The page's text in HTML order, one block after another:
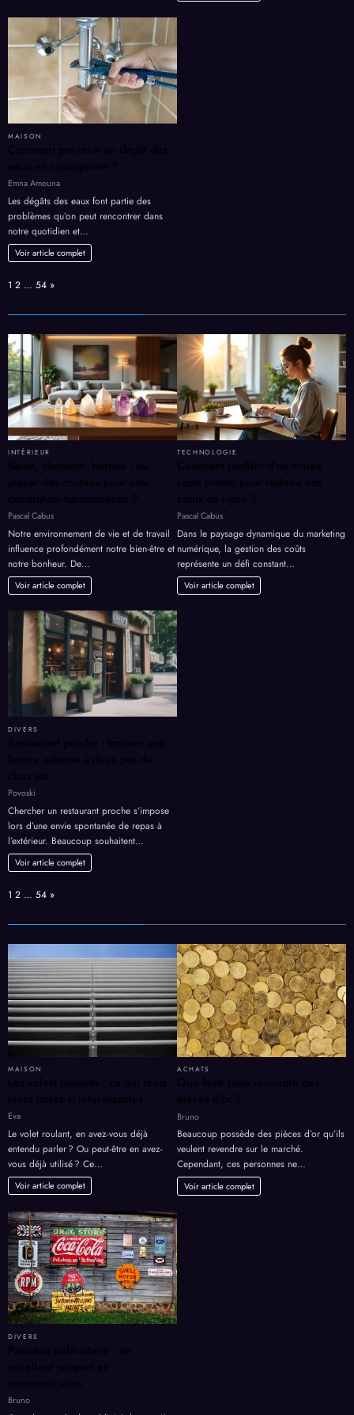
MAISON
Comment prévenir un dégât des
eaux en copropriété ?
Emna Amouna
Les dégâts des eaux font partie des
problèmes qu’on peut rencontrer dans
notre quotidien et…
Voir article complet
Page:
1 2 … 54 Next
»
INTÉRIEUR
Salon, chambre, bureau : où
placer des cristaux pour une
décoration harmonieuse ?
Pascal Cabus
Notre environnement de vie et de travail
influence profondément notre bien-être et
notre bonheur. De…
Voir article complet
TECHNOLOGIE
Comment profiter d’un minea
code promo pour réduire vos
coûts en ligne ?
Pascal Cabus
Dans le paysage dynamique du marketing
numérique, la gestion des coûts
représente un défi constant…
Voir article complet
DIVERS
Restaurant proche : trouver une
bonne adresse à deux pas de
chez soi
Povoski
Chercher un restaurant proche s’impose
lors d’une envie spontanée de repas à
l’extérieur. Beaucoup souhaitent…
Voir article complet
Page:
1 2 … 54 Next
»
MAISON
Les volets roulants : ce qui rend
leurs poses si intéressantes
Eva
Le volet roulant, en avez-vous déjà
entendu parler ? Ou peut-être en avez-
vous déjà utilisé ? Ce…
Voir article complet
ACHATS
Que faire pour revendre des
pièces d’or ?
Bruno
Beaucoup possède des pièces d’or qu’ils
veulent revendre sur le marché.
Cependant, ces personnes ne…
Voir article complet
DIVERS
Panneau publicitaire : un
excellent support en
communication
Bruno